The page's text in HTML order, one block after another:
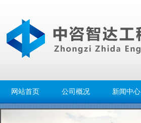
网站首页 公司概况 新闻中心